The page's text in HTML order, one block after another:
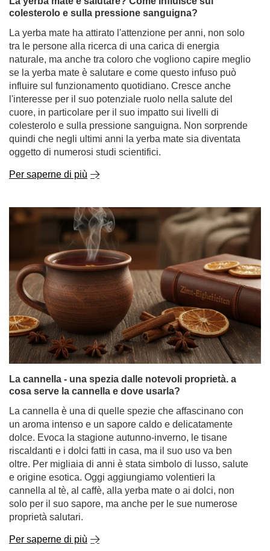
l'interesse per il suo potenziale ruolo nella salute del
cuore, in particolare per il suo impatto sui livelli di
colesterolo e sulla pressione sanguigna. Non sorprende
quindi che negli ultimi anni la yerba mate sia diventata
oggetto di numerosi studi scientifici.
Per saperne di più
La cannella - una spezia dalle notevoli proprietà. a
cosa serve la cannella e dove usarla?
La cannella è una di quelle spezie che affascinano con
un aroma intenso e un sapore caldo e delicatamente
dolce. Evoca la stagione autunno-inverno, le tisane
riscaldanti e i dolci fatti in casa, ma il suo uso va ben
e origine esotica. Oggi aggiungiamo volentieri la
cannella al tè, al caffè, alla yerba mate o ai dolci, non
solo per il suo sapore, ma anche per le sue numerose
proprietà salutari.
Per saperne di più